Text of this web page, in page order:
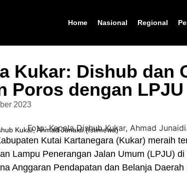
Home Nasional Regional
Kukar: Dishub dan
Poros dengan LPJU
2023
Kukar, Ahmad Junaidi.(Istimewa)
Kutai Kartanegara (Kukar) meraih
Lampu Penerangan Jalan Umum (LPJU)
Anggaran Pendapatan dan Belanja